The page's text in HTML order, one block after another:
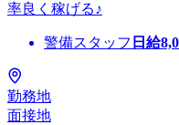
率良く稼げる♪
警備スタッフ 日給
勤務地
面接地